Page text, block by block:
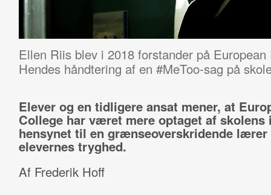
Ellen Riis blev i 2018 forstander på
Hendes håndtering af en #MeToo-sag på
Elever og en tidligere ansat mener, at
College har været mere optaget af skolens
hensynet til en grænseoverskridende lærer
elevernes tryghed.
Af Frederik Hoff